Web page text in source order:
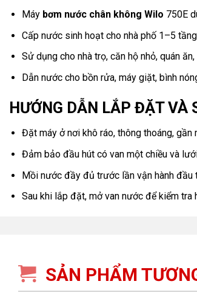
Máy bơm nước chân không Wilo 750E
Cấp nước sinh hoạt cho nhà phố 1–5
Sử dụng cho nhà trọ, căn hộ nhỏ, quán ăn,
Dẫn nước cho bồn rửa, máy giặt, bình
HƯỚNG DẪN LẮP ĐẶT VÀ
Đặt máy ở nơi khô ráo, thông thoáng, gần
Đảm bảo đầu hút có van một chiều và
Mồi nước đầy đủ trước lần vận hành đầu
Sau khi lắp đặt, mở van nước để kiểm tra
SẢN PHẨM